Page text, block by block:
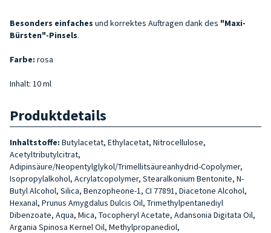
Besonders einfaches und korrektes Auftragen dank des "Maxi-
Bürsten"-Pinsels.
Farbe: rosa
Inhalt: 10 ml
Produktdetails
Inhaltstoffe: Butylacetat, Ethylacetat, Nitrocellulose,
Acetyltributylcitrat,
Adipinsäure/Neopentylglykol/Trimellitsäureanhydrid-Copolymer,
Isopropylalkohol, Acrylatcopolymer, Stearalkonium Bentonite, N-
Butyl Alcohol, Silica, Benzopheone-1, CI 77891, Diacetone Alcohol,
Hexanal, Prunus Amygdalus Dulcis Oil, Trimethylpentanediyl
Dibenzoate, Aqua, Mica, Tocopheryl Acetate, Adansonia Digitata Oil,
Argania Spinosa Kernel Oil, Methylpropanediol,